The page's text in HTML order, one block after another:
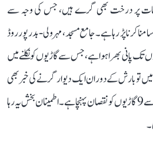
پر درخت بھی گرے ہیں، جس کی وجہ سے
کرنا پڑ رہا ہے۔ جامع مسجد، مہرولی-بدرپور روڈ
تک پانی بھرا ہوا ہے، جس سے گاڑیوں کو نکلنے میں
تو بارش کے دوران ایک دیوار گرنے کی خبر بھی
سامنے آئی ہے، جس کی زد میں آنے سے 9 گاڑیوں کو نقصان پہنچا ہے۔ اطمینان بخش یہ رہا